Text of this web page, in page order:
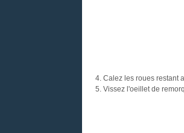
Calez les roues restant
Vissez l'oeillet de